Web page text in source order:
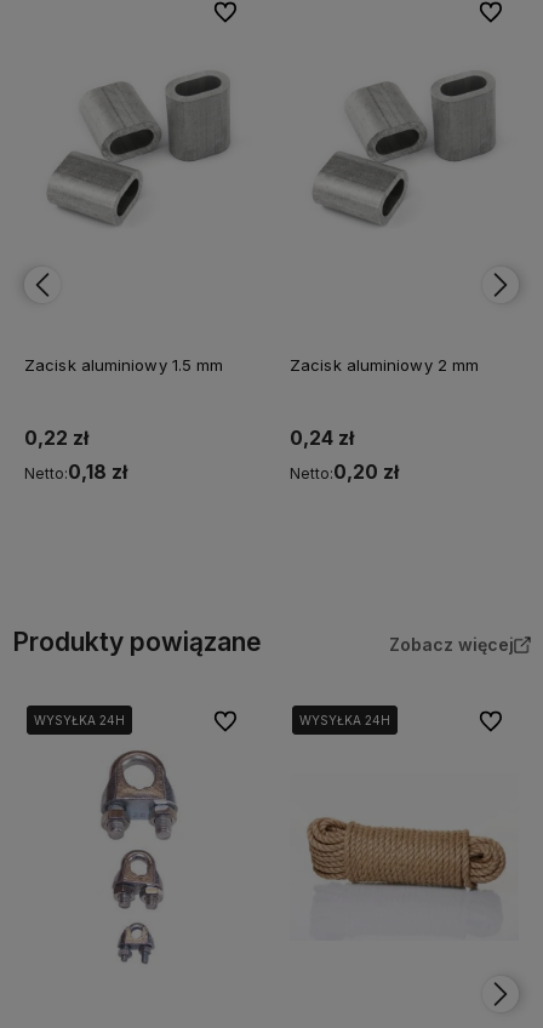
Zacisk aluminiowy 1.5 mm
0,22 zł
Netto:0,18 zł
Do ulubionych
Do ulubionych
Zacisk aluminiowy 2 mm
0,24 zł
Netto:0,20 zł
Do
Do
Produkty powiązane Zobacz więcej
WYSYŁKA 24H
WYSYŁKA 24H Do ulubionychWYSYŁKA 24H
WYSYŁKA 24H Do